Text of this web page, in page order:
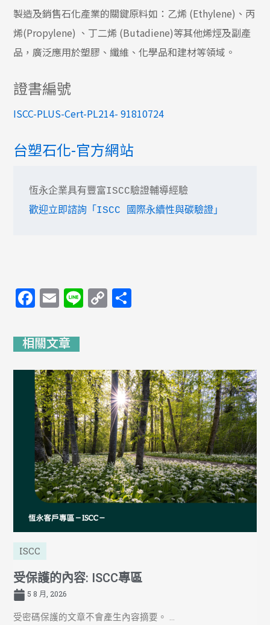
製造及銷售石化產業的關鍵原料如：乙烯 (Ethylene)、丙
烯(Propylene) 、丁二烯 (Butadiene)等其他烯烴及副產
品，廣泛應用於塑膠、纖維、化學品和建材等領域。
證書編號
ISCC-PLUS-Cert-PL214- 91810724
台塑石化-官方網站
恆永企業具有豐富ISCC驗證輔導經驗
歡迎立即諮詢「ISCC 國際永續性與碳驗證」
Facebook
Email
LineCopy
相關文章
ISCC
受保護的內容: ISCC專區
5 8 月, 2026
受密碼保護的文章不會產生內容摘要。 ...